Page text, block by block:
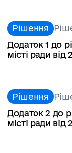
Рішення
Додаток 1 до
місті ради
Рішення
Додаток 2 до
місті ради